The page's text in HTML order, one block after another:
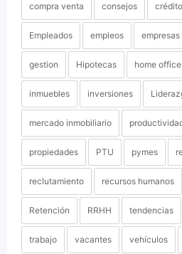
compra venta consejos
Empleados empleos empresas
gestion Hipotecas home office
inmuebles inversiones
mercado inmobiliario
propiedades PTU pymes
reclutamiento recursos humanos
Retención RRHH tendencias
trabajo vacantes vehículos